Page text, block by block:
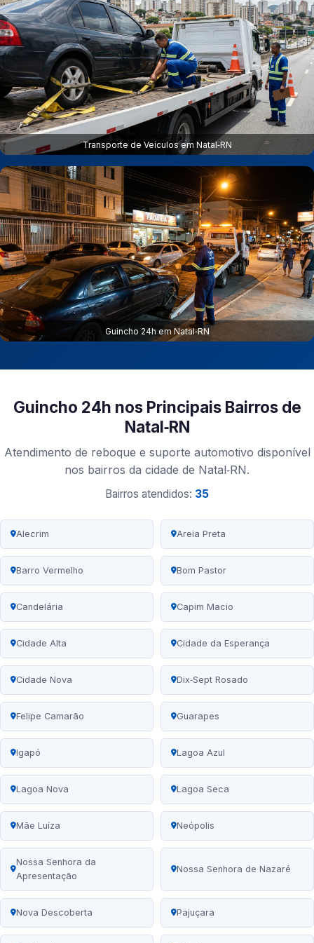
Transporte de Veículos em Natal‑RN
Guincho 24h em Natal‑RN
Guincho 24h nos Principais Bairros de
Natal‑RN
Atendimento de reboque e suporte automotivo disponível
nos bairros da cidade de Natal‑RN.
Bairros atendidos: 35
Alecrim Areia Preta
Barro Vermelho Bom Pastor
Candelária Capim Macio
Cidade Alta Cidade da Esperança
Cidade Nova Dix‑Sept Rosado
Felipe Camarão Guarapes
Igapó Lagoa Azul
Lagoa Nova Lagoa Seca
Mãe Luíza Neópolis
Nossa Senhora da
Apresentação
Nossa Senhora de Nazaré
Nova Descoberta Pajuçara